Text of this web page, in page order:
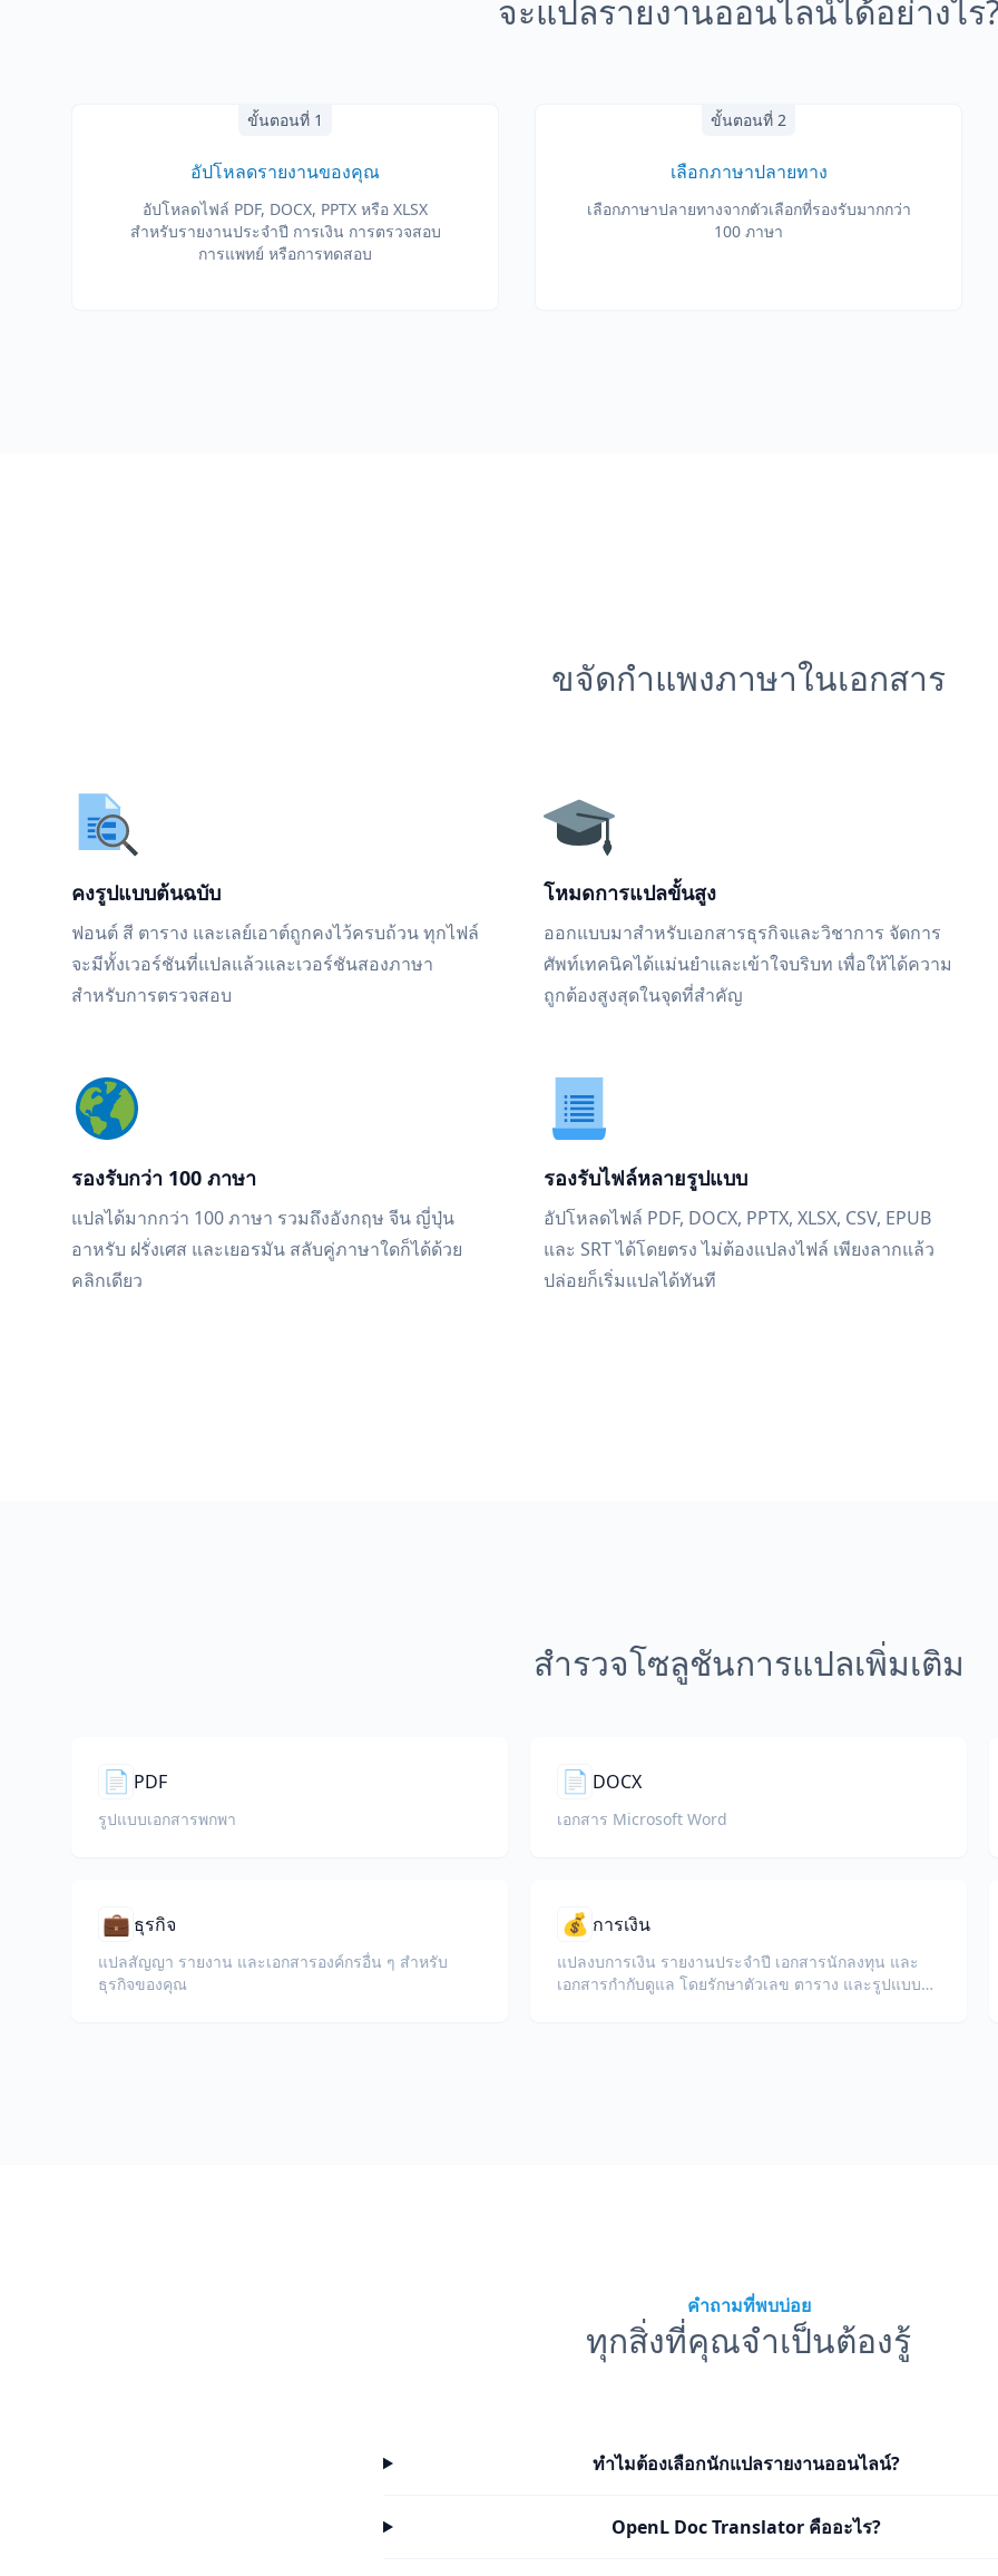
จะแปลรายงานออนไลน์ได้อย่างไร
ขั้นตอนที่ 1
อัปโหลดรายงานของคุณ
อัปโหลดไฟล์ PDF, DOCX, PPTX หรือ XLSX
สำหรับรายงานประจำปี การเงิน การตรวจสอบ
การแพทย์ หรือการทดสอบ
ขั้นตอนที่ 2
เลือกภาษาปลายทาง
เลือกภาษาปลายทางจากตัวเลือกที่รองรับมากกว่า
100 ภาษา
ขจัดกำแพงภาษาในเอกสาร
คงรูปแบบต้นฉบับ
ฟอนต์ สี ตาราง และเลย์เอาต์ถูกคงไว้ครบถ้วน ทุกไฟล์
จะมีทั้งเวอร์ชันที่แปลแล้วและเวอร์ชันสองภาษา
สำหรับการตรวจสอบ
โหมดการแปลขั้นสูง
ออกแบบมาสำหรับเอกสารธุรกิจและวิชาการ จัดการ
ศัพท์เทคนิคได้แม่นยำและเข้าใจบริบท เพื่อให้ได้ความ
ถูกต้องสูงสุดในจุดที่สำคัญ
รองรับกว่า 100 ภาษา
แปลได้มากกว่า 100 ภาษา รวมถึงอังกฤษ จีน ญี่ปุ่น
อาหรับ ฝรั่งเศส และเยอรมัน สลับคู่ภาษาใดก็ได้ด้วย
คลิกเดียว
รองรับไฟล์หลายรูปแบบ
อัปโหลดไฟล์ PDF, DOCX, PPTX, XLSX, CSV, EPUB
และ SRT ได้โดยตรง ไม่ต้องแปลงไฟล์ เพียงลากแล้ว
ปล่อยก็เริ่มแปลได้ทันที
สำรวจโซลูชันการแปลเพิ่มเติม
📄 PDF
รูปแบบเอกสารพกพา
📄 DOCX
เอกสาร Microsoft Word
💼 ธุรกิจ
แปลสัญญา รายงาน และเอกสารองค์กรอื่น ๆ สำหรับ
ธุรกิจของคุณ
💰 การเงิน
แปลงบการเงิน รายงานประจำปี เอกสารนักลงทุน และ
เอกสารกำกับดูแล โดยรักษาตัวเลข ตาราง และรูปแบบ
คำถามที่พบบ่อย
ทุกสิ่งที่คุณจำเป็นต้องรู้
ทำไมต้องเลือกนักแปลรายงานออนไลน์?
OpenL Doc Translator คืออะไร?